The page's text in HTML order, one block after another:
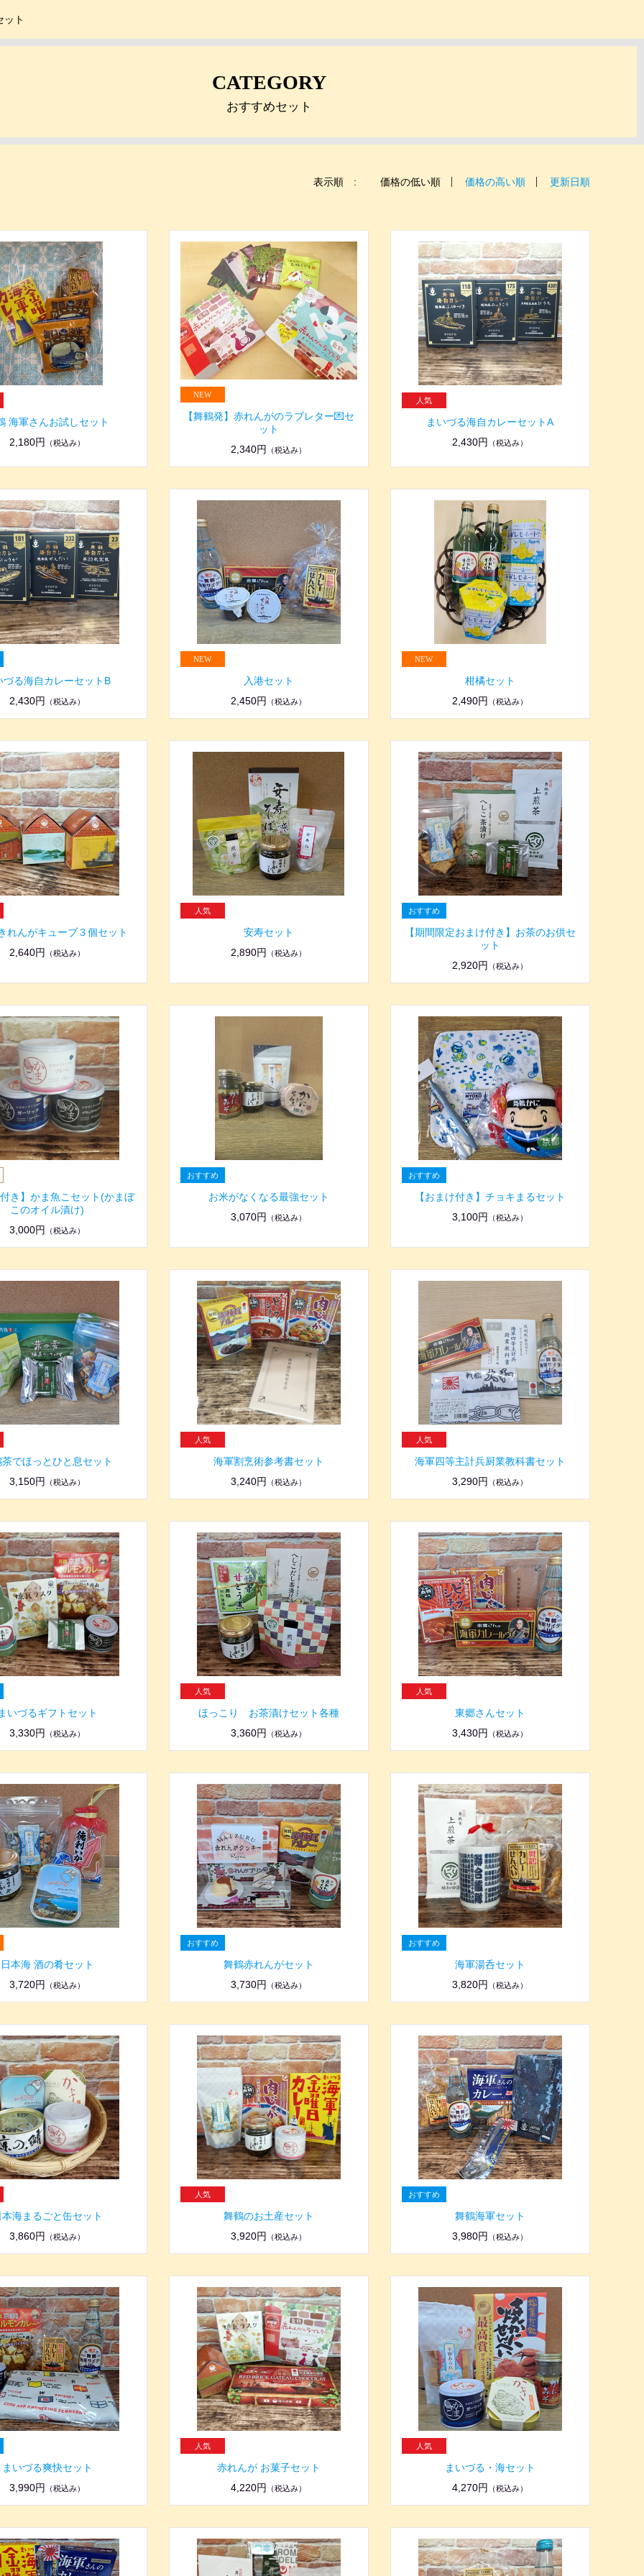
ット
CATEGORY
おすすめセット
表示順 : 価格の低い順 価格の高い順 更新日順
海軍さんお試しセット
2,180円
（税込み）
【舞鶴発】赤れんがのラブレター💌セ
ット
2,340円
（税込み）
まいづる海自カレーセットA
2,430円
（税込み）
づる海自カレーセットB
2,430円
（税込み）
入港セット
2,450円
（税込み）
柑橘セット
2,490円
（税込み）
れんがキューブ３個セット
2,640円
（税込み）
安寿セット
2,890円
（税込み）
【期間限定おまけ付き】お茶のお供セ
ット
2,920円
（税込み）
き】かま魚こセット(かまぼ
このオイル漬け)
3,000円
（税込み）
お米がなくなる最強セット
3,070円
（税込み）
【おまけ付き】チョキまるセット
3,100円
（税込み）
でほっとひと息セット
3,150円
（税込み）
海軍割烹術参考書セット
3,240円
（税込み）
海軍四等主計兵厨業教科書セット
3,290円
（税込み）
いづるギフトセット
3,330円
（税込み）
ほっこり お茶漬けセット各種
3,360円
（税込み）
東郷さんセット
3,430円
（税込み）
日本海 酒の肴セット
3,720円
（税込み）
舞鶴赤れんがセット
3,730円
（税込み）
海軍湯呑セット
3,820円
（税込み）
本海まるごと缶セット
3,860円
（税込み）
舞鶴のお土産セット
3,920円
（税込み）
舞鶴海軍セット
3,980円
（税込み）
まいづる爽快セット
3,990円
（税込み）
赤れんが お菓子セット
4,220円
（税込み）
まいづる・海セット
4,270円
（税込み）